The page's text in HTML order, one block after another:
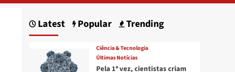
Latest Popular Trending
Ciência & Tecnologia
Últimas Notícias
Pela 1ª vez, cientistas criam